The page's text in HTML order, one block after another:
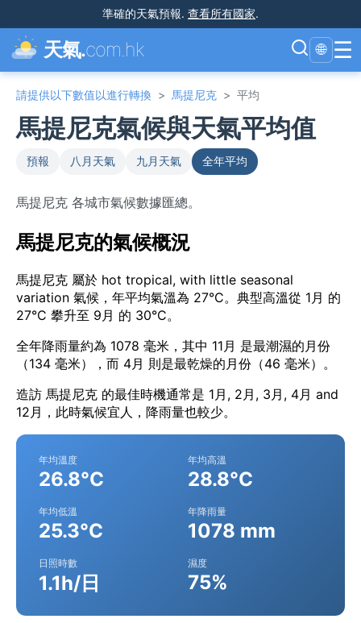
準確的天氣預報. 查看所有國家.
天氣.com.hk 🌐 ☰
請提供以下數值以進行轉換 > 馬提尼克 > 平均
馬提尼克氣候與天氣平均值
預報 八月天氣 九月天氣 全年平均
馬提尼克 各城市氣候數據匯總。
馬提尼克的氣候概況
馬提尼克 屬於 hot tropical, with little seasonal
variation 氣候，年平均氣溫為 27°C。典型高溫從 1月 的
27°C 攀升至 9月 的 30°C。
全年降雨量約為 1078 毫米，其中 11月 是最潮濕的月份
（134 毫米），而 4月 則是最乾燥的月份（46 毫米）。
造訪 馬提尼克 的最佳時機通常是 1月, 2月, 3月, 4月 and
12月，此時氣候宜人，降雨量也較少。
年均溫度
26.8°C
年均高溫
28.8°C
年均低溫
25.3°C
年降雨量
1078 mm
日照時數
1.1h/日
濕度
75%